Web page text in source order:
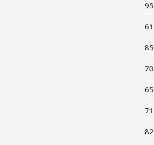
95
61
85
70
65
71
82